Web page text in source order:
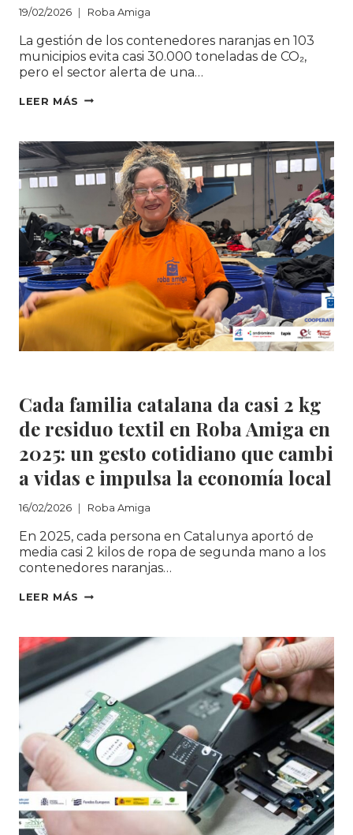
LÍNEA
2025
19/02/2026 Roba Amiga
La gestión de los contenedores naranjas en 103
municipios evita casi 30.000 toneladas de CO₂,
pero el sector alerta de una…
LEER MÁS SOLIDANÇA
AMIGA
RECOGE
5,8
MILLONES
KILOS
DE
ROPA
EN
EL
CREA
101
TRABAJO
DE
INSERCIÓN
UN
CONTEXTO
DEL
Cada familia catalana da casi 2 kg
de residuo textil en Roba Amiga en
2025: un gesto cotidiano que cambi
a vidas e impulsa la economía local
16/02/2026 Roba Amiga
En 2025, cada persona en Catalunya aportó de
media casi 2 kilos de ropa de segunda mano a los
contenedores naranjas…
LEER MÁS CADA FAMILIA CATALANA DA CASI 2
TEXTIL EN
ROBA
AMIGA EN
2025: UN GESTO COTIDIANO QUE CAMBIA
E
IMPULSA LA
ECONOMÍA LOCAL